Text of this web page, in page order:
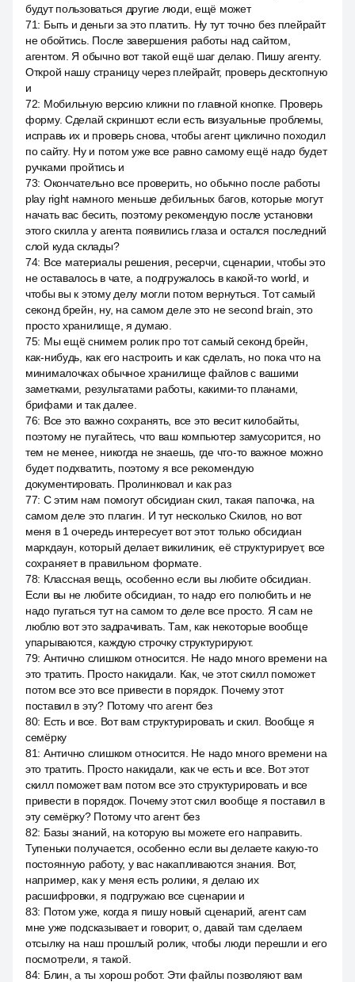
будут пользоваться другие люди, ещё может
71: Быть и деньги за это платить. Ну тут точно без плейрайт
не обойтись. После завершения работы над сайтом,
агентом. Я обычно вот такой ещё шаг делаю. Пишу агенту.
Открой нашу страницу через плейрайт, проверь десктопную
и
72: Мобильную версию кликни по главной кнопке. Проверь
форму. Сделай скриншот если есть визуальные проблемы,
исправь их и проверь снова, чтобы агент циклично походил
по сайту. Ну и потом уже все равно самому ещё надо будет
ручками пройтись и
73: Окончательно все проверить, но обычно после работы
play right намного меньше дебильных багов, которые могут
начать вас бесить, поэтому рекомендую после установки
этого скилла у агента появились глаза и остался последний
слой куда склады?
74: Все материалы решения, ресерчи, сценарии, чтобы это
не оставалось в чате, а подгружалось в какой-то world, и
чтобы вы к этому делу могли потом вернуться. Тот самый
секонд брейн, ну, на самом деле это не second brain, это
просто хранилище, я думаю.
75: Мы ещё снимем ролик про тот самый секонд брейн,
как-нибудь, как его настроить и как сделать, но пока что на
минималочках обычное хранилище файлов с вашими
заметками, результатами работы, какими-то планами,
брифами и так далее.
76: Все это важно сохранять, все это весит килобайты,
поэтому не пугайтесь, что ваш компьютер замусорится, но
тем не менее, никогда не знаешь, где что-то важное можно
будет подхватить, поэтому я все рекомендую
документировать. Пролинковал и как раз
77: С этим нам помогут обсидиан скил, такая папочка, на
самом деле это плагин. И тут несколько Скилов, но вот
меня в 1 очередь интересует вот этот только обсидиан
маркдаун, который делает викилиник, её структурирует, все
сохраняет в правильном формате.
78: Классная вещь, особенно если вы любите обсидиан.
Если вы не любите обсидиан, то надо его полюбить и не
надо пугаться тут на самом то деле все просто. Я сам не
люблю вот это задрачивать. Там, как некоторые вообще
упарываются, каждую строчку структурируют.
79: Антично слишком относится. Не надо много времени на
это тратить. Просто накидали. Как, че этот скилл поможет
потом все это все привести в порядок. Почему этот
поставил в эту? Потому что агент без
80: Есть и все. Вот вам структурировать и скил. Вообще я
семёрку
81: Антично слишком относится. Не надо много времени на
это тратить. Просто накидали, как че есть и все. Вот этот
скилл поможет вам потом все это структурировать и все
привести в порядок. Почему этот скил вообще я поставил в
эту семёрку? Потому что агент без
82: Базы знаний, на которую вы можете его направить.
Тупеньки получается, особенно если вы делаете какую-то
постоянную работу, у вас накапливаются знания. Вот,
например, как у меня есть ролики, я делаю их
расшифровки, я подгружаю все сценарии и
83: Потом уже, когда я пишу новый сценарий, агент сам
мне уже подсказывает и говорит, о, давай там сделаем
отсылку на наш прошлый ролик, чтобы люди перешли и его
посмотрели, я такой.
84: Блин, а ты хорош робот. Эти файлы позволяют вам